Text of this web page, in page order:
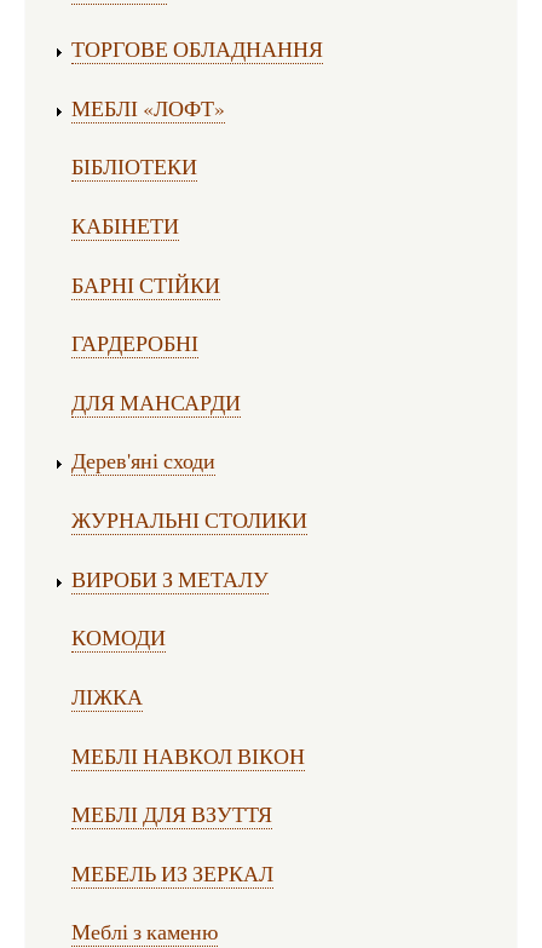
ТОРГОВЕ ОБЛАДНАННЯ
МЕБЛІ «ЛОФТ»
БІБЛІОТЕКИ
КАБІНЕТИ
БАРНІ СТІЙКИ
ГАРДЕРОБНІ
ДЛЯ МАНСАРДИ
Дерев'яні сходи
ЖУРНАЛЬНІ СТОЛИКИ
ВИРОБИ З МЕТАЛУ
КОМОДИ
ЛІЖКА
МЕБЛІ НАВКОЛ ВІКОН
МЕБЛІ ДЛЯ ВЗУТТЯ
МЕБЕЛЬ ИЗ ЗЕРКАЛ
Меблі з каменю